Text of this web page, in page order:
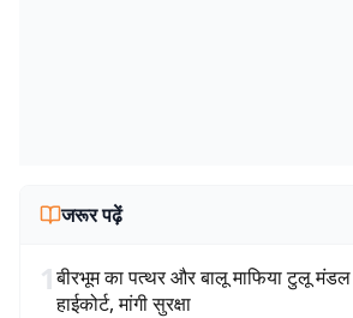
जरूर पढ़ें
1बीरभूम का पत्थर और बालू माफिया टुलू
हाईकोर्ट, मांगी सुरक्षा